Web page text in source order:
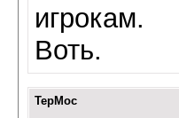
игрокам.
Воть.
TepMoc